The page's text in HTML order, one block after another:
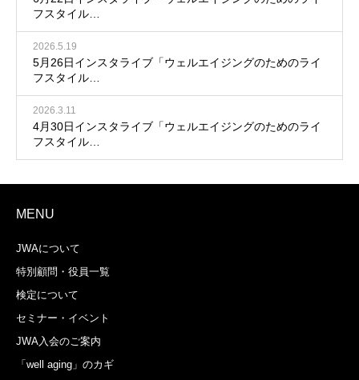
フスタイル…
2026.5.19
5月26日インスタライブ「ウェルエイジングのためのライ
フスタイル…
2026.3.11
4月30日インスタライブ「ウェルエイジングのためのライ
フスタイル…
MENU
JWAについて
特別顧問・役員一覧
検定について
セミナー・イベント
JWA入会のご案内
「well aging」のカギ